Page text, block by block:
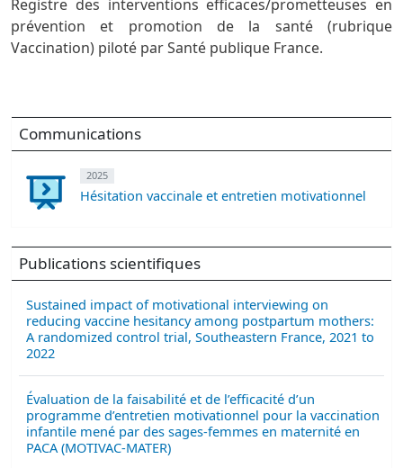
Registre des interventions efficaces/prometteuses en
prévention et promotion de la santé (rubrique
Vaccination) piloté par Santé publique France.
Communications
2025
Hésitation vaccinale et entretien motivationnel
Publications scientifiques
Sustained impact of motivational interviewing on
reducing vaccine hesitancy among postpartum mothers:
A randomized control trial, Southeastern France, 2021 to
2022
Évaluation de la faisabilité et de l’efficacité d’un
programme d’entretien motivationnel pour la vaccination
infantile mené par des sages-femmes en maternité en
PACA (MOTIVAC-MATER)